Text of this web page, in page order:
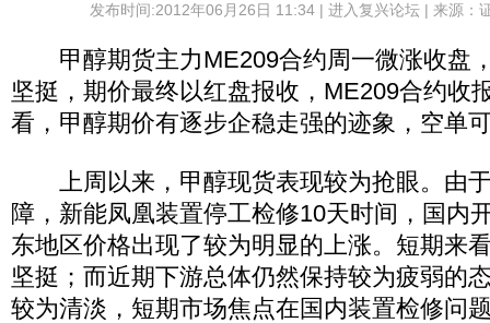
发布时间:2012年06月26日 11:34 | 进入复兴论坛| 来源：
甲醇期货主力ME209合约周一微涨收盘
坚挺，期价最终以红盘报收，ME209合约收
看，甲醇期价有逐步企稳走强的迹象，空单
上周以来，甲醇现货表现较为抢眼。由
障，新能凤凰装置停工检修10天时间，国内
东地区价格出现了较为明显的上涨。短期来
坚挺；而近期下游总体仍然保持较为疲弱的
较为清淡，短期市场焦点在国内装置检修问